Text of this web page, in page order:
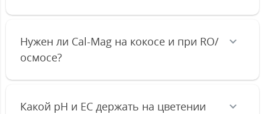
Нужен ли Cal-Mag на кокосе и при RO/
осмосе?
Какой pH и EC держать на цветении